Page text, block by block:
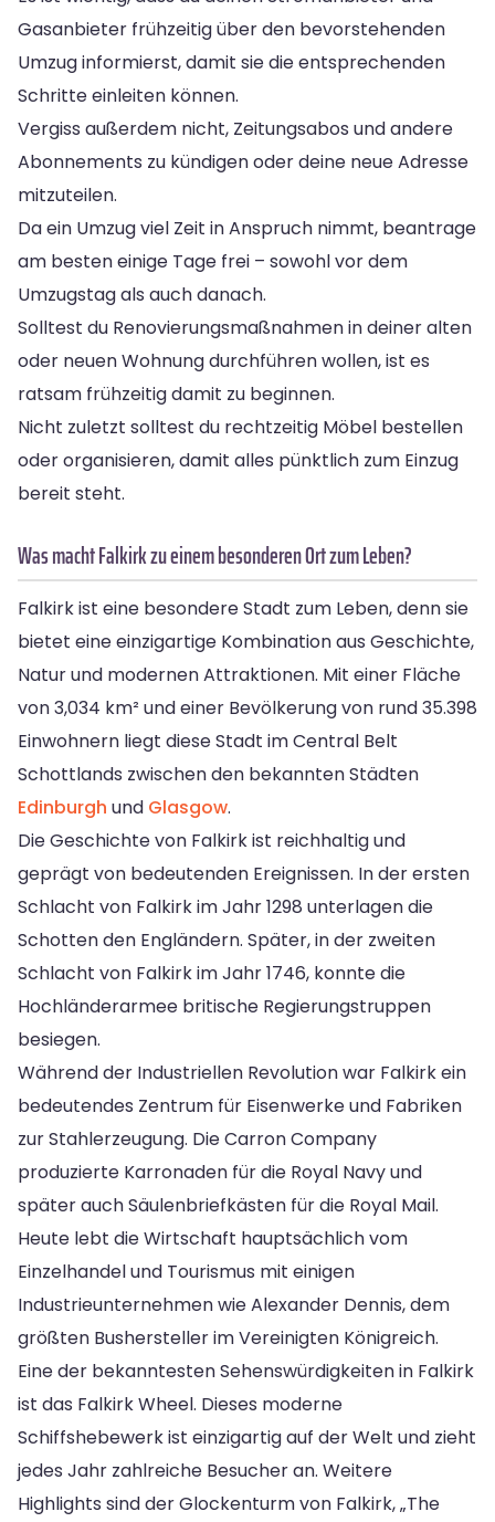
Gasanbieter frühzeitig über den bevorstehenden
Umzug informierst, damit sie die entsprechenden
Schritte einleiten können.
Vergiss außerdem nicht, Zeitungsabos und andere
Abonnements zu kündigen oder deine neue Adresse
mitzuteilen.
Da ein Umzug viel Zeit in Anspruch nimmt, beantrage
am besten einige Tage frei – sowohl vor dem
Umzugstag als auch danach.
Solltest du Renovierungsmaßnahmen in deiner alten
oder neuen Wohnung durchführen wollen, ist es
ratsam frühzeitig damit zu beginnen.
Nicht zuletzt solltest du rechtzeitig Möbel bestellen
oder organisieren, damit alles pünktlich zum Einzug
bereit steht.
Was macht Falkirk zu einem besonderen Ort zum Leben?
Falkirk ist eine besondere Stadt zum Leben, denn sie
bietet eine einzigartige Kombination aus Geschichte,
Natur und modernen Attraktionen. Mit einer Fläche
von 3,034 km² und einer Bevölkerung von rund 35.398
Einwohnern liegt diese Stadt im Central Belt
Schottlands zwischen den bekannten Städten
Edinburgh und Glasgow.
Die Geschichte von Falkirk ist reichhaltig und
geprägt von bedeutenden Ereignissen. In der ersten
Schlacht von Falkirk im Jahr 1298 unterlagen die
Schotten den Engländern. Später, in der zweiten
Schlacht von Falkirk im Jahr 1746, konnte die
Hochländerarmee britische Regierungstruppen
besiegen.
Während der Industriellen Revolution war Falkirk ein
bedeutendes Zentrum für Eisenwerke und Fabriken
zur Stahlerzeugung. Die Carron Company
produzierte Karronaden für die Royal Navy und
später auch Säulenbriefkästen für die Royal Mail.
Heute lebt die Wirtschaft hauptsächlich vom
Einzelhandel und Tourismus mit einigen
Industrieunternehmen wie Alexander Dennis, dem
größten Bushersteller im Vereinigten Königreich.
Eine der bekanntesten Sehenswürdigkeiten in Falkirk
ist das Falkirk Wheel. Dieses moderne
Schiffshebewerk ist einzigartig auf der Welt und zieht
jedes Jahr zahlreiche Besucher an. Weitere
Highlights sind der Glockenturm von Falkirk, „The